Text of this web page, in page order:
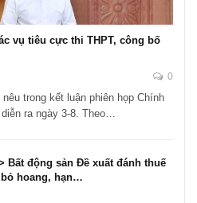
vụ tiêu cực thi THPT, công bố
0
trong kết luận phiên họp Chính
ra ngày 3-8. Theo…
Bất động sản Đề xuất đánh thuế
hoang, hạn…